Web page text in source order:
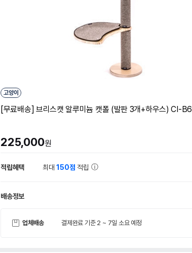
고양이
[무료배송] 브리스캣 알루미늄 캣폴 (발판 3개+하우스) CI-B6
225,000원
적립혜택 최대150점 적립
배송정보
업체배송 결제완료 기준 2 ~ 7일 소요 예정